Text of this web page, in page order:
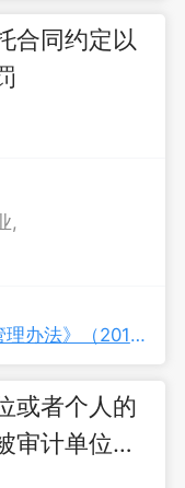
合同约定以
,
《会计师事务所执业许可和监督管理办法》（2019年修订）
或者个人的
审计单位的